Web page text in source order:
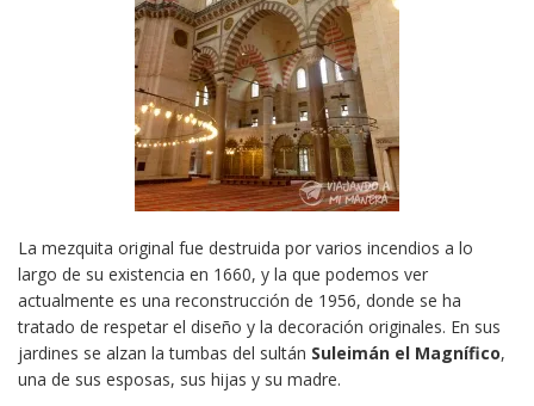
La mezquita original fue destruida por varios incendios a lo
largo de su existencia en 1660, y la que podemos ver
actualmente es una reconstrucción de 1956, donde se ha
tratado de respetar el diseño y la decoración originales. En sus
jardines se alzan la tumbas del sultán Suleimán el Magnífico,
una de sus esposas, sus hijas y su madre.